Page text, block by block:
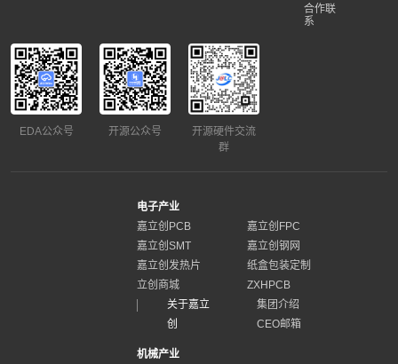
合作联
系
EDA公众号 开源公众号
开源硬件交流
群
电子产业
嘉立创PCB
嘉立创FPC
嘉立创SMT
嘉立创钢网
嘉立创发热片
纸盒包装定制
立创商城
ZXHPCB
关于嘉立
创
集团介绍
CEO邮箱
机械产业